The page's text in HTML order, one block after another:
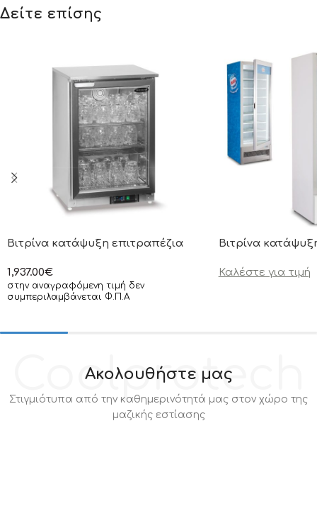
Δείτε επίσης
Βιτρίνα κατάψυξη επιτραπέζια
1,937.00€
στην αναγραφόμενη τιμή δεν
συμπεριλαμβάνεται Φ.Π.Α
Βιτρίνα
Καλέστε για τιμή
Coolprotech
Ακολουθήστε μας
Στιγμιότυπα από την καθημερινότητά μας στον χώρο της
μαζικής εστίασης